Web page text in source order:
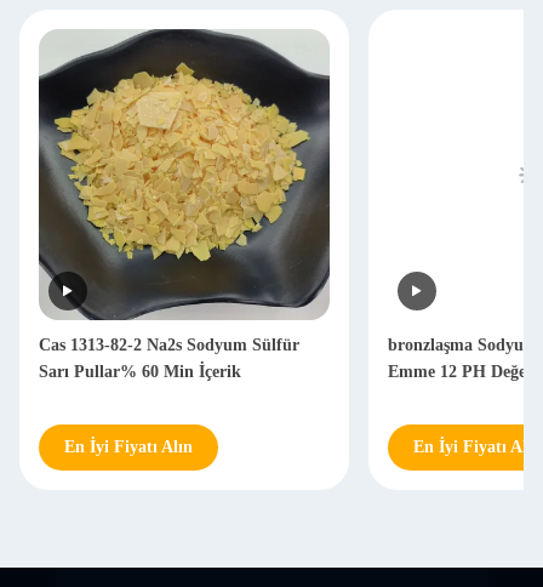
Cas 1313-82-2 Na2s Sodyum Sülfür
Sarı Pullar% 60 Min İçerik
En İyi Fiyatı Alın
bronzlaşma
Emme 12 PH Değeri
En İyi Fiyatı Alın